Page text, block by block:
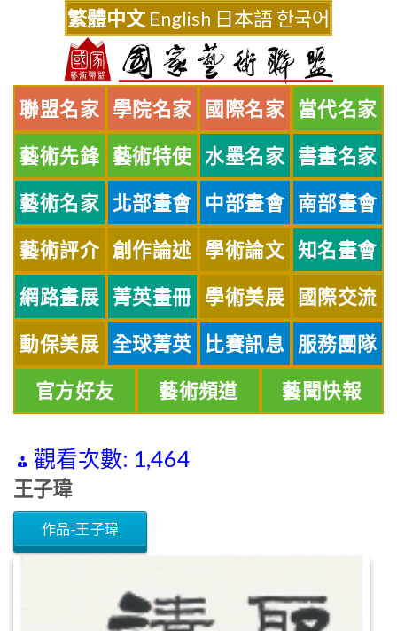
繁體中文 English 日本語한국어
聯盟名家 學院名家 國際名家 當代名家
藝術先鋒 藝術特使 水墨名家 書畫名家
藝術名家 北部畫會 中部畫會 南部畫會
藝術評介 創作論述 學術論文 知名畫會
網路畫展 菁英畫冊 學術美展 國際交流
動保美展 全球菁英 比賽訊息 服務團隊
官方好友 藝術頻道 藝聞快報
觀看次數: 1,464
王子瑋
作品-王子瑋